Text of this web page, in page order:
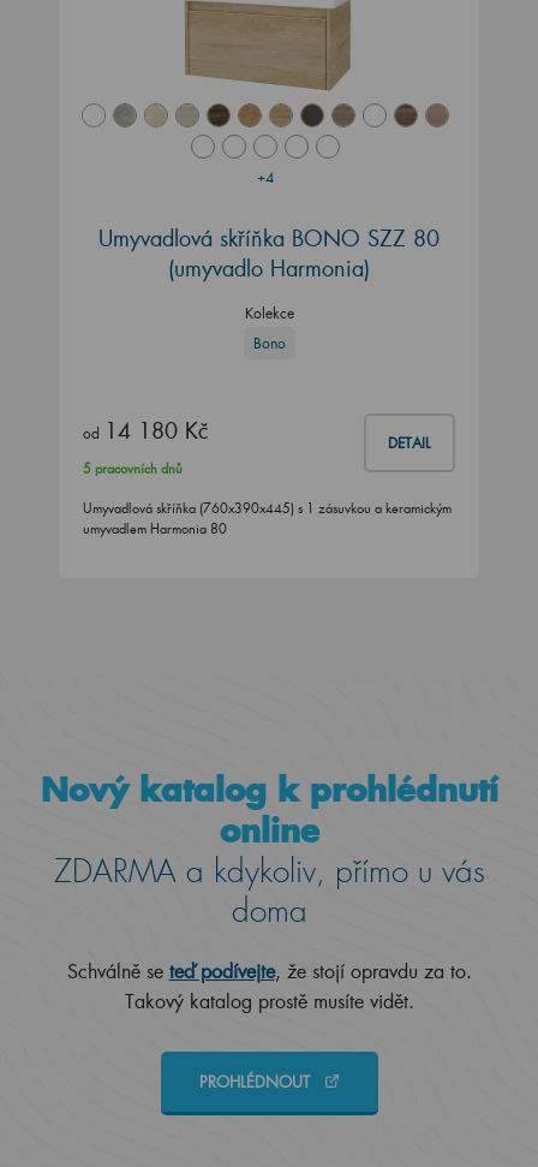
+4
Umyvadlová skříňka BONO SZZ 80
(umyvadlo Harmonia)
Kolekce
Bono
od 14 180 Kč DETAIL
5 pracovních dnů
Umyvadlová skříňka (760x390x445) s 1 zásuvkou a keramickým
umyvadlem Harmonia 80
Nový katalog k prohlédnutí
online
ZDARMA a kdykoliv, přímo u vás
doma
Schválně se teď podívejte, že stojí opravdu za to.
Takový katalog prostě musíte vidět.
PROHLÉDNOUT